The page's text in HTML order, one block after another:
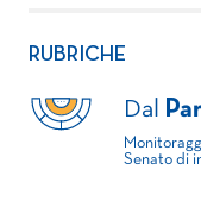
RUBRICHE
Dal
Senato di